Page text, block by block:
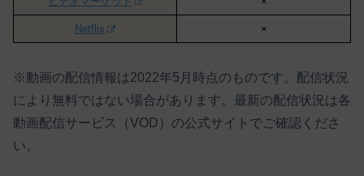
Netflix ×
※動画の配信情報は2022年5月時点のものです。配信状況
により無料ではない場合があります。最新の配信状況は各
動画配信サービス（VOD）の公式サイトでご確認くださ
い。